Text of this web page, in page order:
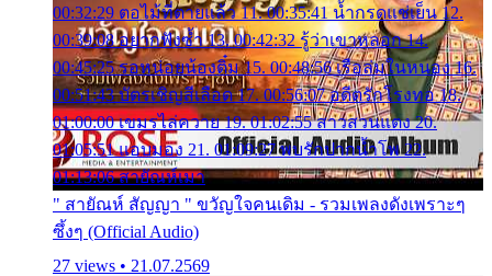
00:32:29 ตอไม้ที่ตายแล้ว 11. 00:35:41 น้ำกรดแช่เย็น 12.
00:39:08 อยากฟังซ้ำ 13. 00:42:32 รู้ว่าเขาหลอก 14.
00:45:25 รอหน่อยน้องติ๋ม 15. 00:48:56 เรือล่มในหนอง 16.
00:51:43 บัตรเชิญสีเลือด 17. 00:56:07 อดีตรักโรงทอ 18.
01:00:00 เขมรไล่ควาย 19. 01:02:55 สาวสวนแตง 20.
01:05:51 แอบมอง 21. 01:09:27 พบรักปากน้ำโพ 22.
01:13:06 สายัณห์เมา
" สายัณห์ สัญญา " ขวัญใจคนเดิม - รวมเพลงดังเพราะๆ
ซึ้งๆ (Official Audio)
27 views • 21.07.2569